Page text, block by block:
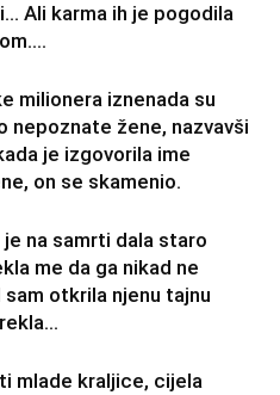
Ali karma ih je pogodila
milionera iznenada su
nepoznate žene, nazvavši
je izgovorila ime
on se skamenio.
je na samrti dala staro
me da ga nikad ne
sam otkrila njenu tajnu
mlade kraljice, cijela